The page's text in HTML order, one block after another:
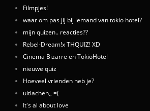
Filmpjes!
waar om pas jij bij iemand van tokio hotel?
mijn quizen.. reacties??
Rebel-Dream!x THQUIZ! XD
Cinema Bizarre en TokioHotel
nieuwe quiz
Hoeveel vrienden heb je?
uitlachen,, =(
It's al about love